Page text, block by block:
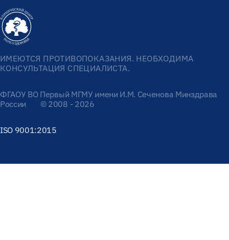
ИМЕЮТСЯ ПРОТИВОПОКАЗАНИЯ. НЕОБХОДИМА
КОНСУЛЬТАЦИЯ СПЕЦИАЛИСТА.
ФГАОУ ВО Первый МГМУ имени И.М. Сеченова Минздрава
России
© 2008 - 2026
ISO 9001:2015